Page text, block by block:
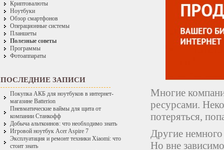
Криптовалюты
Ноутбуки
Обзор смартфонов
Операционные системы
Планшеты
Полезные советы
Программы
Фотоаппараты
ПОСЛЕДНИЕ ЗАПИСИ
Покупка АКБ для ноутбуков в интернет-
магазине Batterion
Пневматические ваймы для щита от
компании Станкофф
Добыча альткоинов: что необходимо знать
Игровой ноутбук Acer Aspire 7
Эксплуатация и ремонт техники Xiaomi: что
стоит знать
Многие
ресурсами.
потеряться,
Другие
Но вне